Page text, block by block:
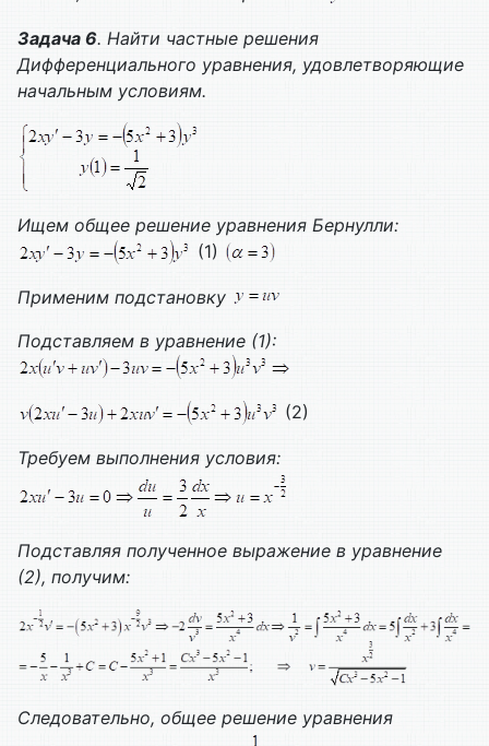
Задача 6. Найти частные решения
Дифференциального уравнения, удовлетворяющие
начальным условиям.
Ищем общее решение уравнения Бернулли:
(1)
Применим подстановку
Подставляем в уравнение (1):
(2)
Требуем выполнения условия:
Подставляя полученное выражение в уравнение
(2), получим:
Следовательно, общее решение уравнения